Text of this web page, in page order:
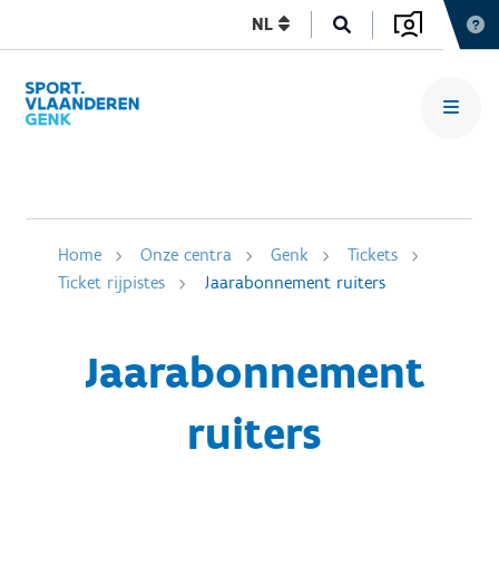
NL
Home Onze centra Genk
Tickets
Ticket rijpistes
Jaarabonnement ruiters
Jaarabonnement
ruiters